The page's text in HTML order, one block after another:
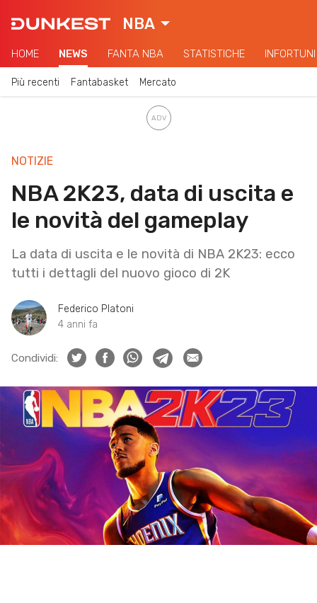
NBA
HOME NEWS FANTA NBA STATISTICHE INFORTUNI
Più recenti Fantabasket Mercato
NOTIZIE
NBA 2K23, data di uscita e
le novità del gameplay
La data di uscita e le novità di NBA 2K23: ecco
tutti i dettagli del nuovo gioco di 2K
Federico Platoni
4 anni fa
Condividi: